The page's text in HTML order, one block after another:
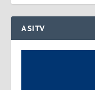
ASITV